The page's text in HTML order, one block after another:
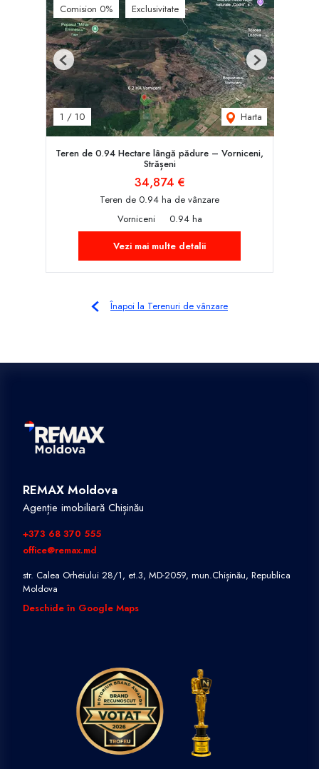
Comision 0% Exclusivitate
1 / 10 Harta
Previous Next
Teren de 0.94 Hectare lângă pădure – Vorniceni,
Strășeni
34,874 €
Teren de 0.94 ha de vânzare
Vorniceni
0.94 ha
Vezi mai multe detalii
Înapoi la Terenuri de vânzare
REMAX Moldova
Agenție imobiliară Chișinău
+373 68 370 555
office@remax.md
str. Calea Orheiului 28/1, et.3, MD-2059, mun.Chișinău, Republica
Moldova
Deschide în Google Maps